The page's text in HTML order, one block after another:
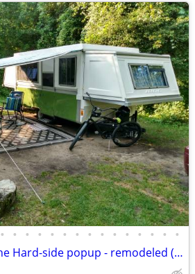
• • • • • • • • • • • • • • •
VINTAGE 1974 Apache Hard-side popup - remodeled (Lower Price) - OBO